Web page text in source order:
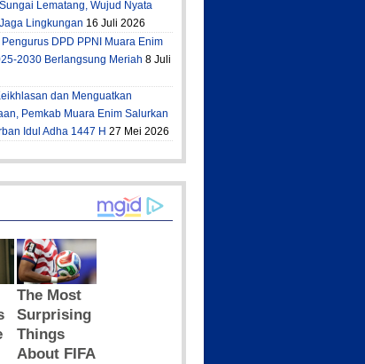
Lematang, Wujud Nyata
Lingkungan 16 Juli 2026
DPD PPNI Muara Enim
2030 Berlangsung Meriah 8 Juli
dan Menguatkan
Pemkab Muara Enim Salurkan
Idul Adha 1447 H 27 Mei 2026